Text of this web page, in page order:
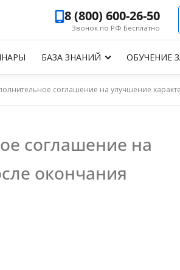
8 (800) 600-26-50
Звонок по РФ Бесплатно
БАЗА ЗНАНИЙ ОБУЧЕНИЕ
соглашение на улучшение характеристик
соглашение на
окончания